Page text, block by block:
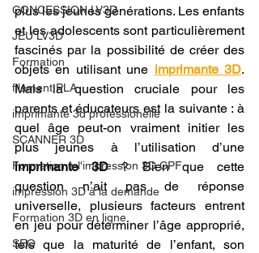
CONCESSION LV3D
JEU LV3D
Formation
filament PLA
imprimante 3d professionelle
SCANNER 3D
Formation à l'impression 3D CPF
impression 3D à la demande
Formation 3D en ligne.
SEO
plus les jeunes générations. Les enfants
et les adolescents sont particulièrement
fascinés par la possibilité de créer des
objets en utilisant une imprimante 3D.
Mais la question cruciale pour les
parents et éducateurs est la suivante : à
quel âge peut-on vraiment initier les
imprimante 3D ? Bien que cette
question n’ait pas de réponse
universelle, plusieurs facteurs entrent
en jeu pour déterminer l’âge approprié,
tels que la maturité de l’enfant, son